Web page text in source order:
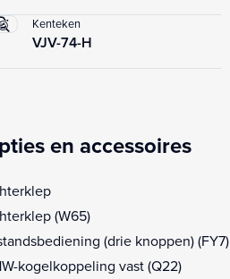
Kenteken
VJV-74-H
en accessoires
(W65)
(drie knoppen) (FY7)
kogelkoppeling vast (Q22)